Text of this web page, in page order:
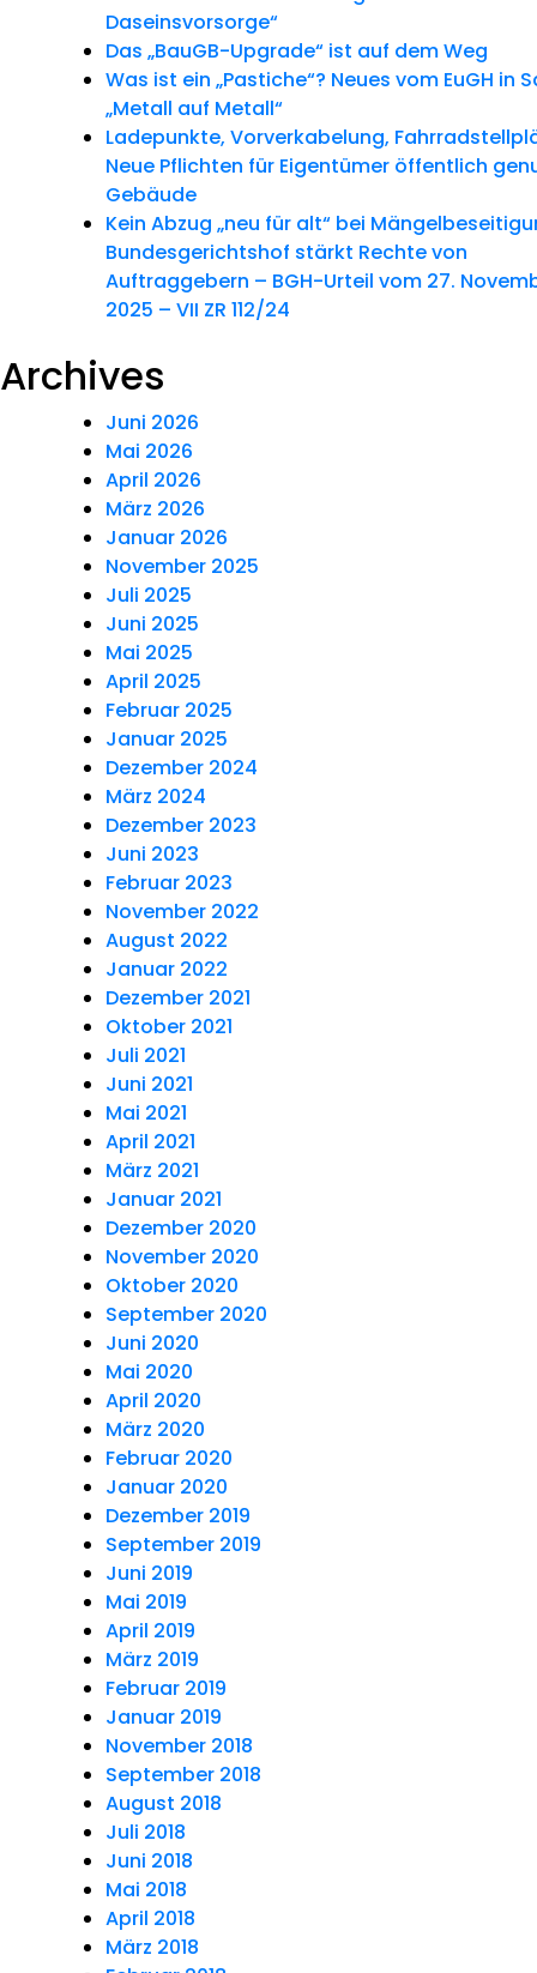
Daseinsvorsorge“
Das „BauGB-Upgrade“ ist auf dem Weg
Was ist ein „Pastiche“? Neues vom EuGH in
„Metall auf Metall“
Ladepunkte, Vorverkabelung,
Neue Pflichten für Eigentümer öffentlich
Gebäude
Kein Abzug „neu für alt“ bei
Bundesgerichtshof stärkt Rechte von
Auftraggebern – BGH-Urteil vom 27.
2025 – VII ZR 112/24
Archives
Juni 2026
Mai 2026
April 2026
März 2026
Januar 2026
November 2025
Juli 2025
Juni 2025
Mai 2025
April 2025
Februar 2025
Januar 2025
Dezember 2024
März 2024
Dezember 2023
Juni 2023
Februar 2023
November 2022
August 2022
Januar 2022
Dezember 2021
Oktober 2021
Juli 2021
Juni 2021
Mai 2021
April 2021
März 2021
Januar 2021
Dezember 2020
November 2020
Oktober 2020
September 2020
Juni 2020
Mai 2020
April 2020
März 2020
Februar 2020
Januar 2020
Dezember 2019
September 2019
Juni 2019
Mai 2019
April 2019
März 2019
Februar 2019
Januar 2019
November 2018
September 2018
August 2018
Juli 2018
Juni 2018
Mai 2018
April 2018
März 2018